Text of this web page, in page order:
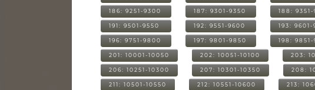
186: 9251-9300 187: 9301-9350 188:
191: 9501-9550 192: 9551-9600 193: 9601-
196: 9751-9800 197: 9801-9850 198: 9851-
201: 10001-10050 202: 10051-10100 203:
206: 10251-10300 207: 10301-10350 208:
211: 10501-10550 212: 10551-10600 213: